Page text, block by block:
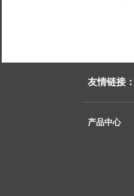
产品中心
友情链接：